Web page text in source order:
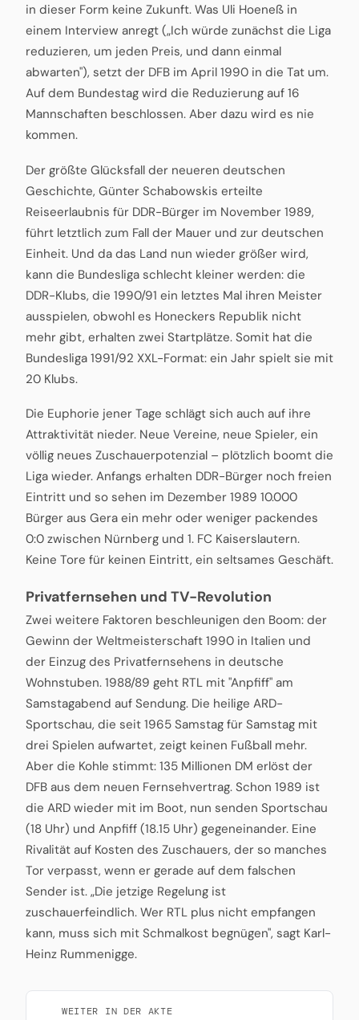
in dieser Form keine Zukunft. Was Uli Hoeneß in
einem Interview anregt („Ich würde zunächst die Liga
reduzieren, um jeden Preis, und dann einmal
abwarten"), setzt der DFB im April 1990 in die Tat um.
Auf dem Bundestag wird die Reduzierung auf 16
Mannschaften beschlossen. Aber dazu wird es nie
kommen.
Der größte Glücksfall der neueren deutschen
Geschichte, Günter Schabowskis erteilte
Reiseerlaubnis für DDR-Bürger im November 1989,
führt letztlich zum Fall der Mauer und zur deutschen
Einheit. Und da das Land nun wieder größer wird,
kann die Bundesliga schlecht kleiner werden: die
DDR-Klubs, die 1990/91 ein letztes Mal ihren Meister
ausspielen, obwohl es Honeckers Republik nicht
mehr gibt, erhalten zwei Startplätze. Somit hat die
Bundesliga 1991/92 XXL-Format: ein Jahr spielt sie mit
20 Klubs.
Die Euphorie jener Tage schlägt sich auch auf ihre
Attraktivität nieder. Neue Vereine, neue Spieler, ein
völlig neues Zuschauerpotenzial – plötzlich boomt die
Liga wieder. Anfangs erhalten DDR-Bürger noch freien
Eintritt und so sehen im Dezember 1989 10.000
Bürger aus Gera ein mehr oder weniger packendes
0:0 zwischen Nürnberg und 1. FC Kaiserslautern.
Keine Tore für keinen Eintritt, ein seltsames Geschäft.
Privatfernsehen und TV-Revolution
Zwei weitere Faktoren beschleunigen den Boom: der
Gewinn der Weltmeisterschaft 1990 in Italien und
der Einzug des Privatfernsehens in deutsche
Wohnstuben. 1988/89 geht RTL mit "Anpfiff" am
Samstagabend auf Sendung. Die heilige ARD-
Sportschau, die seit 1965 Samstag für Samstag mit
drei Spielen aufwartet, zeigt keinen Fußball mehr.
Aber die Kohle stimmt: 135 Millionen DM erlöst der
DFB aus dem neuen Fernsehvertrag. Schon 1989 ist
die ARD wieder mit im Boot, nun senden Sportschau
(18 Uhr) und Anpfiff (18.15 Uhr) gegeneinander. Eine
Rivalität auf Kosten des Zuschauers, der so manches
Tor verpasst, wenn er gerade auf dem falschen
Sender ist. „Die jetzige Regelung ist
zuschauerfeindlich. Wer RTL plus nicht empfangen
kann, muss sich mit Schmalkost begnügen", sagt Karl-
Heinz Rummenigge.
WEITER IN DER AKTE